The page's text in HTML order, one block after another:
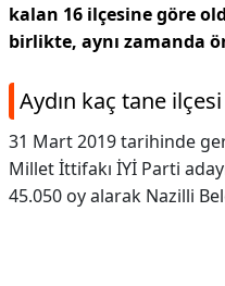
kalan 16 ilçesine göre
birlikte, aynı zamanda
Aydın kaç tane
31 Mart 2019 tarihinde
Millet İttifakı İYİ Parti
45.050 oy alarak Nazilli